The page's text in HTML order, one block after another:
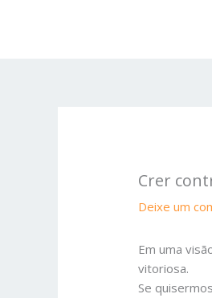
Crer
Deixe um
Em uma
vitoriosa.
Se